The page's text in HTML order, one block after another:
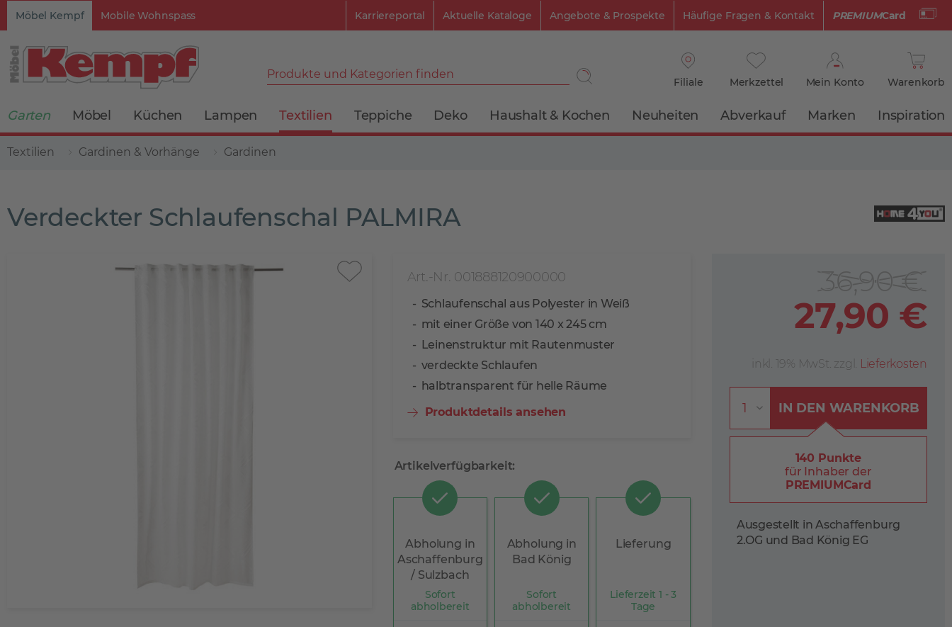
Möbel Kempf Mobile Wohnspass PREMIUMCard
Karriereportal Aktuelle Kataloge Angebote & Prospekte Häufige Fragen & Kontakt
Produkte und Kategorien finden
Filiale Merkzettel Mein Konto Warenkorb
Garten Möbel Küchen Lampen Textilien Teppiche Deko Haushalt & Kochen Neuheiten Abverkauf Marken Inspiration
Textilien Gardinen & Vorhänge Gardinen
Verdeckter Schlaufenschal PALMIRA
Art.-Nr. 001888120900000
Schlaufenschal aus Polyester in Weiß
mit einer Größe von 140 x 245 cm
Leinenstruktur mit Rautenmuster
verdeckte Schlaufen
halbtransparent für helle Räume
Produktdetails ansehen
Artikelverfügbarkeit:
Abholung in
Aschaffenburg
/ Sulzbach
Sofort
abholbereit
Abholung in
Bad König
Sofort
abholbereit
Lieferung
Lieferzeit 1 - 3
Tage
27,90 €
inkl. 19% MwSt. zzgl. Lieferkosten
IN DEN WARENKORB
140 Punkte
für Inhaber der
PREMIUMCard
Ausgestellt in Aschaffenburg
2.OG und Bad König EG